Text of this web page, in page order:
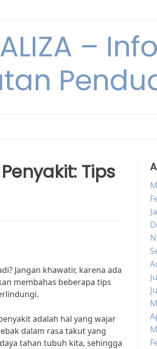
–
Tips
Jangan khawatir, karena ada
membahas beberapa tips
adalah hal yang wajar
dalam rasa takut yang
tahan tubuh kita, sehingga